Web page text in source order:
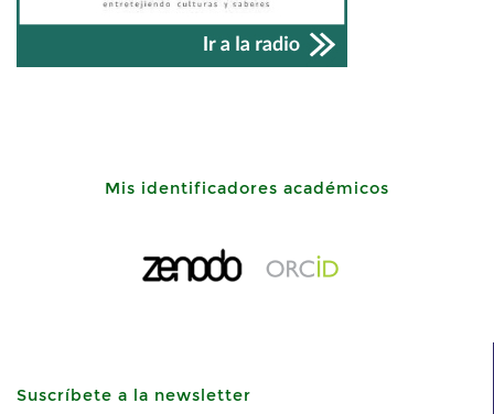
Mis identificadores académicos
Suscríbete a la newsletter